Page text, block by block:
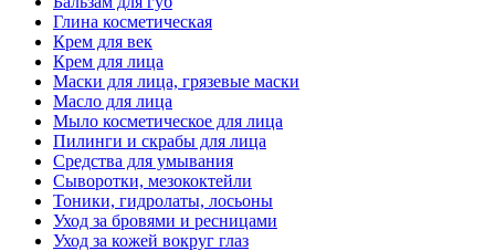
Глина косметическая
Крем для век
Крем для лица
Маски для лица, грязевые маски
Масло для лица
Мыло косметическое для лица
Пилинги и скрабы для лица
Средства для умывания
Сыворотки, мезококтейли
Тоники, гидролаты, лосьоны
Уход за бровями и ресницами
Уход за кожей вокруг глаз